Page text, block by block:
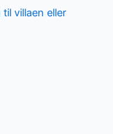
villaen eller